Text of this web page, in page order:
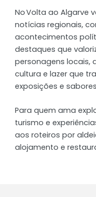
No Volta ao Algarve
notícias regionais,
acontecimentos
destaques que
personagens locais,
cultura e lazer que
exposições e
Para quem ama
turismo e
aos roteiros por
alojamento e